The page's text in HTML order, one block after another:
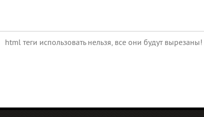
html теги использовать нельзя, все они будут вырезаны!